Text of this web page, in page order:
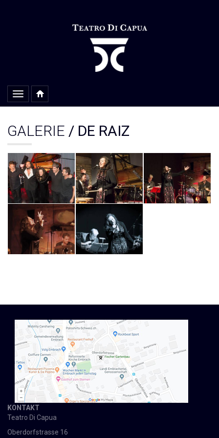
Alterar
navegação
GALERIE / DE RAIZ
KONTAKT
Teatro Di Capua
Oberdorfstrasse 16